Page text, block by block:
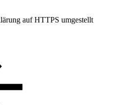
auf HTTPS umgestellt